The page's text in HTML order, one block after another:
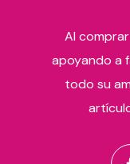
Al
apoyando a
todo su